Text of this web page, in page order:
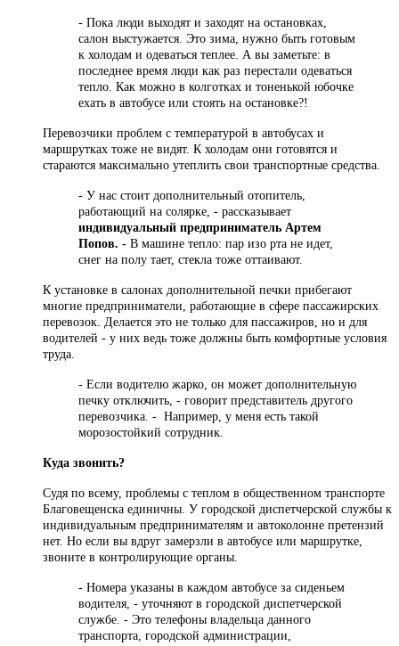
- Пока люди выходят и заходят на остановках,
салон выстужается. Это зима, нужно быть готовым
к холодам и одеваться теплее. А вы заметьте: в
последнее время люди как раз перестали одеваться
тепло. Как можно в колготках и тоненькой юбочке
ехать в автобусе или стоять на остановке?!
Перевозчики проблем с температурой в автобусах и
маршрутках тоже не видят. К холодам они готовятся и
стараются максимально утеплить свои транспортные средства.
- У нас стоит дополнительный отопитель,
работающий на солярке, - рассказывает
индивидуальный предприниматель Артем
Попов. - В машине тепло: пар изо рта не идет,
снег на полу тает, стекла тоже оттаивают.
К установке в салонах дополнительной печки прибегают
многие предприниматели, работающие в сфере пассажирских
перевозок. Делается это не только для пассажиров, но и для
водителей - у них ведь тоже должны быть комфортные условия
труда.
- Если водителю жарко, он может дополнительную
печку отключить, - говорит представитель другого
перевозчика. - Например, у меня есть такой
морозостойкий сотрудник.
Куда звонить?
Судя по всему, проблемы с теплом в общественном транспорте
Благовещенска единичны. У городской диспетчерской службы к
индивидуальным предпринимателям и автоколонне претензий
нет. Но если вы вдруг замерзли в автобусе или маршрутке,
звоните в контролирующие органы.
- Номера указаны в каждом автобусе за сиденьем
водителя, - уточняют в городской диспетчерской
службе. - Это телефоны владельца данного
транспорта, городской администрации,